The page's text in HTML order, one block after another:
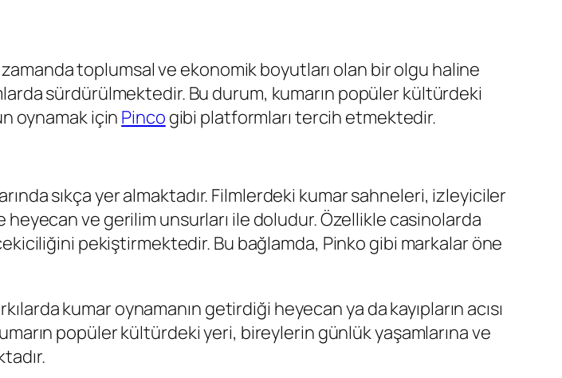
toplumsal ve ekonomik boyutları olan bir olgu haline
sürdürülmektedir. Bu durum, kumarın popüler kültürdeki
oynamak için Pinco gibi platformları tercih etmektedir.
sıkça yer almaktadır. Filmlerdeki kumar sahneleri, izleyiciler
ve gerilim unsurları ile doludur. Özellikle casinolarda
pekiştirmektedir. Bu bağlamda, Pinko gibi markalar öne
kumar oynamanın getirdiği heyecan ya da kayıpların acısı
popüler kültürdeki yeri, bireylerin günlük yaşamlarına ve